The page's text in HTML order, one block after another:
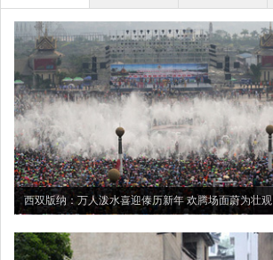
西双版纳：万人泼水喜迎傣历新年 欢腾场面蔚为壮观